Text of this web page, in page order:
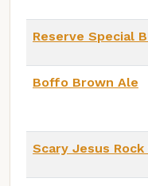
Reserve Special
Boffo Brown Ale
Scary Jesus